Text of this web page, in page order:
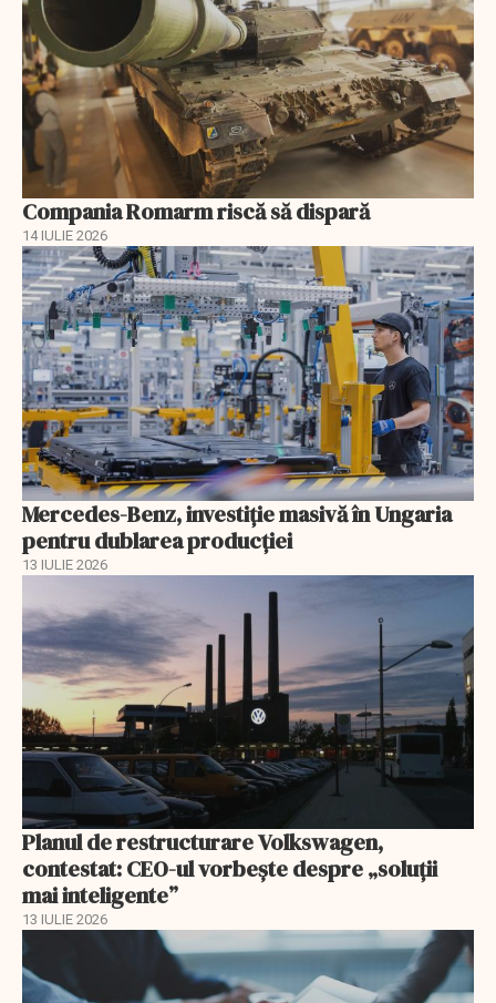
Compania Romarm riscă să dispară
14 IULIE 2026
Mercedes-Benz, investiție masivă în Ungaria
pentru dublarea producției
13 IULIE 2026
Planul de restructurare Volkswagen,
contestat: CEO-ul vorbește despre „soluții
mai inteligente”
13 IULIE 2026